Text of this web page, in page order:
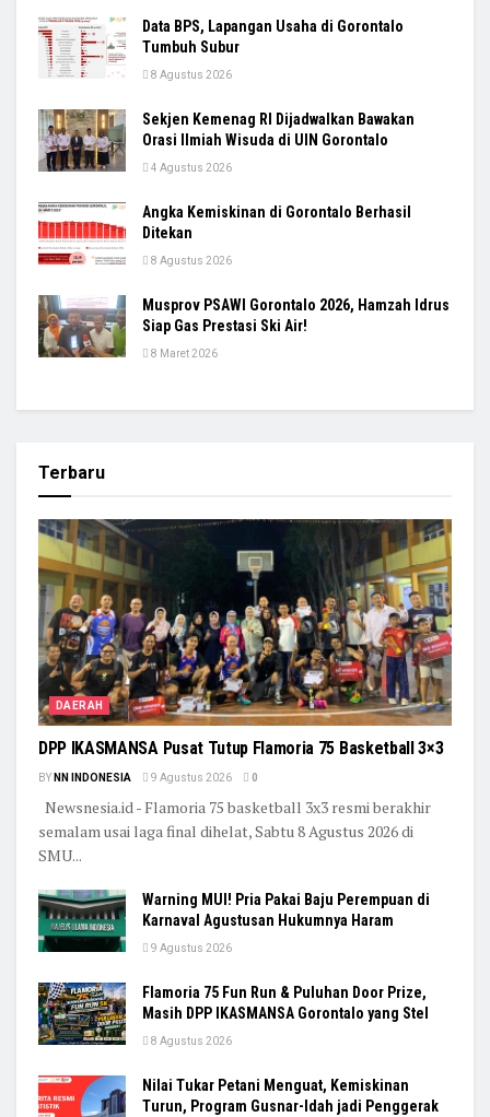
Data BPS, Lapangan Usaha di Gorontalo
Tumbuh Subur
8 Agustus 2026
Sekjen Kemenag RI Dijadwalkan Bawakan
Orasi Ilmiah Wisuda di UIN Gorontalo
4 Agustus 2026
Angka Kemiskinan di Gorontalo Berhasil
Ditekan
8 Agustus 2026
Musprov PSAWI Gorontalo 2026, Hamzah Idrus
Siap Gas Prestasi Ski Air!
8 Maret 2026
Terbaru
DAERAH
DPP IKASMANSA Pusat Tutup Flamoria 75 Basketball 3×3
BY NN INDONESIA 9 Agustus 2026 0
Newsnesia.id - Flamoria 75 basketball 3x3 resmi berakhir
semalam usai laga final dihelat, Sabtu 8 Agustus 2026 di
SMU...
Warning MUI! Pria Pakai Baju Perempuan di
Karnaval Agustusan Hukumnya Haram
9 Agustus 2026
Flamoria 75 Fun Run & Puluhan Door Prize,
Masih DPP IKASMANSA Gorontalo yang Stel
8 Agustus 2026
Nilai Tukar Petani Menguat, Kemiskinan
Turun, Program Gusnar-Idah jadi Penggerak